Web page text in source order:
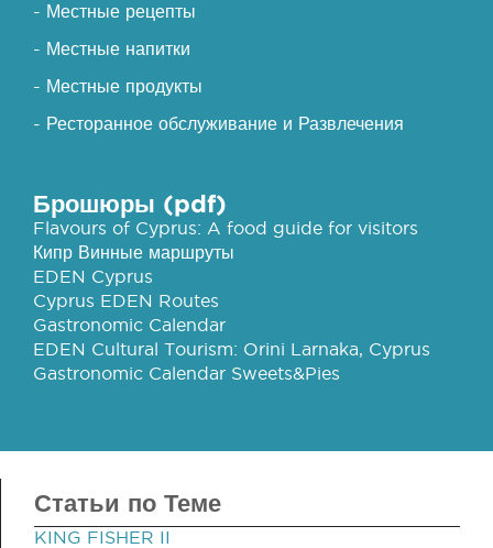
- Местные рецепты
- Местные напитки
- Местные продукты
- Ресторанное обслуживание и Развлечения
Брошюры (pdf)
Flavours of Cyprus: A food guide for visitors
Кипр Винные маршруты
EDEN Cyprus
Cyprus EDEN Routes
Gastronomic Calendar
EDEN Cultural Tourism: Orini Larnaka, Cyprus
Gastronomic Calendar Sweets&Pies
Статьи по Теме
KING FISHER II